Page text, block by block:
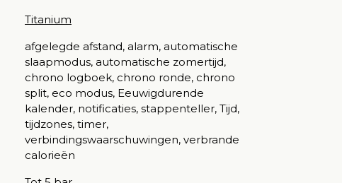
Titanium
afgelegde afstand, alarm, automatische
slaapmodus, automatische zomertijd,
chrono logboek, chrono ronde, chrono
split, eco modus, Eeuwigdurende
kalender, notificaties, stappenteller, Tijd,
tijdzones, timer,
verbindingswaarschuwingen, verbrande
calorieën